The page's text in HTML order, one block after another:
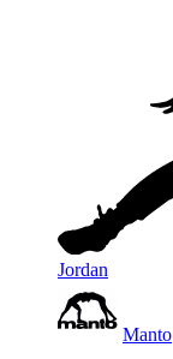
Jordan
Manto